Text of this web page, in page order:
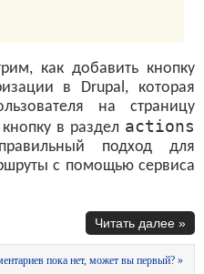
как добавить кнопку
в Drupal, которая
на страницу
в раздел actions
подход для
с помощью сервиса
Читать далее »
пока нет, может вы первый? »